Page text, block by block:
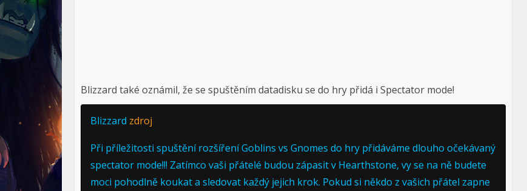
Blizzard také oznámil, že se spuštěním datadisku se do hry přidá i Spectator mode!
Blizzard zdroj
Při příležitosti spuštění rozšíření Goblins vs Gnomes do hry přidáváme dlouho očekávaný
spectator mode!!! Zatímco vaši přátelé budou zápasit v Hearthstone, vy se na ně budete
moci pohodlně koukat a sledovat každý jejich krok. Pokud si někdo z vašich přátel zapne